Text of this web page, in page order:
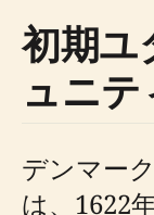
初期ユ
ュニ
デンマー
は、1622